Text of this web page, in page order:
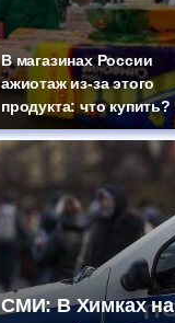
В магазинах России
ажиотаж из-за этого
продукта: что купить?
СМИ: В Химках на